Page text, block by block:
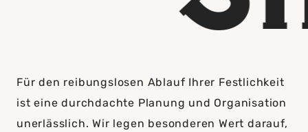
Für den reibungslosen Ablauf Ihrer Festlichkeit
ist eine durchdachte Planung und Organisation
unerlässlich. Wir legen besonderen Wert darauf,